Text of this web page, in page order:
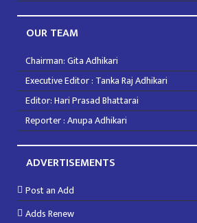
OUR TEAM
Chairman: Gita Adhikari
Executive Editor : Tanka Raj Adhikari
Editor: Hari Prasad Bhattarai
Reporter : Anupa Adhikari
ADVERTISEMENTS
Post an Add
Adds Renew